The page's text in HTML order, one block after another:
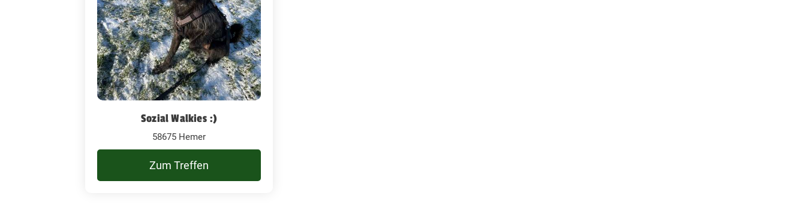
Sozial Walkies :)
58675 Hemer
Zum Treffen